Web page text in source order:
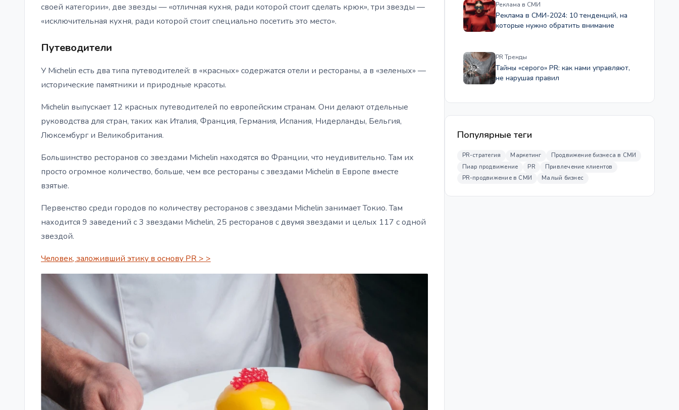
своей категории», две звезды — «отличная кухня, ради которой стоит сделать крюк», три звезды —
«исключительная кухня, ради которой стоит специально посетить это место».
Путеводители
У Michelin есть два типа путеводителей: в «красных» содержатся отели и рестораны, а в «зеленых» —
исторические памятники и природные красоты.
Michelin выпускает 12 красных путеводителей по европейским странам. Они делают отдельные
руководства для стран, таких как Италия, Франция, Германия, Испания, Нидерланды, Бельгия,
Люксембург и Великобритания.
Большинство ресторанов со звездами Michelin находятся во Франции, что неудивительно. Там их
просто огромное количество, больше, чем все рестораны с звездами Michelin в Европе вместе
взятые.
Первенство среди городов по количеству ресторанов с звездами Michelin занимает Токио. Там
находится 9 заведений с 3 звездами Michelin, 25 ресторанов с двумя звездами и целых 117 с одной
звездой.
Человек, заложивший этику в основу PR > >
Реклама в СМИ
Реклама в СМИ-2024: 10 тенденций, на
которые нужно обратить внимание
PR Тренды
Тайны «серого» PR: как нами управляют,
не нарушая правил
Популярные теги
PR-стратегия Маркетинг
Продвижение бизнеса в СМИ
Пиар продвижение
PR
Привлечение клиентов
PR-продвижение в СМИ
Малый бизнес